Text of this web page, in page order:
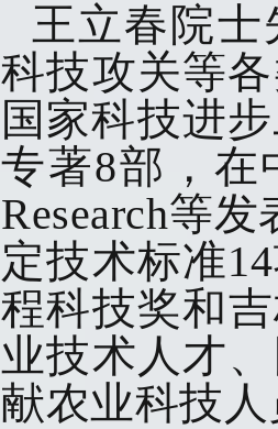
王立春院士
科技攻关等
国家科技进
专著8部，在
Research等
定技术标准
程科技奖和
业技术人才
献农业科技